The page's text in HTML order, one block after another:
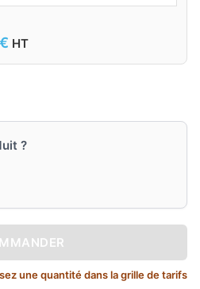
€ HT
?
une quantité dans la grille de tarifs